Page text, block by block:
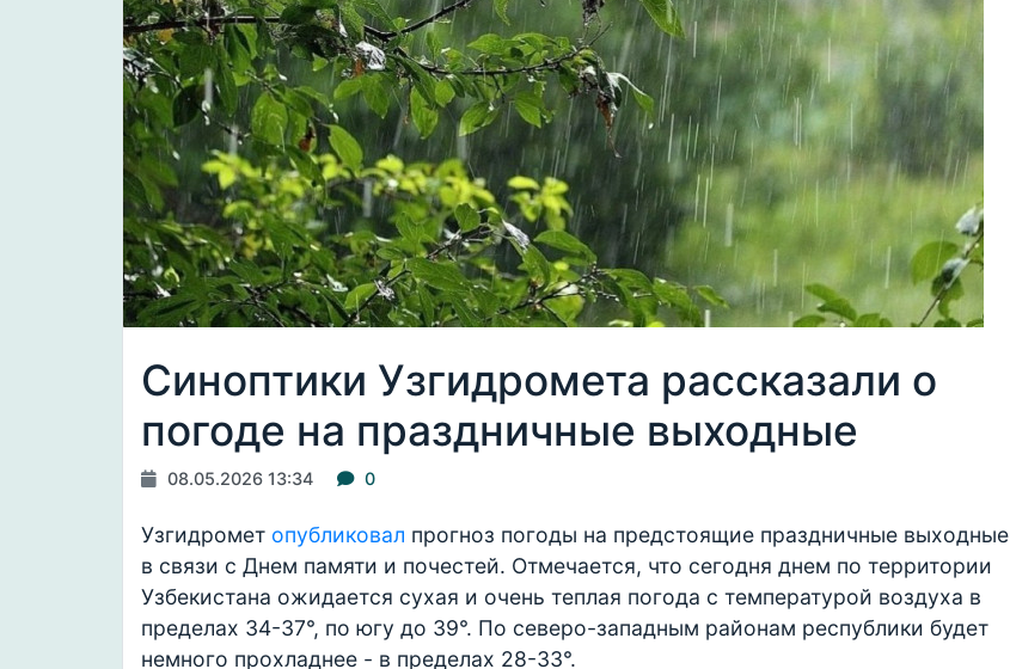
Синоптики Узгидромета рассказали о
погоде на праздничные выходные
08.05.2026 13:34 0
Узгидромет опубликовал прогноз погоды на предстоящие праздничные выходные
в связи с Днем памяти и почестей. Отмечается, что сегодня днем по территории
Узбекистана ожидается сухая и очень теплая погода с температурой воздуха в
пределах 34-37°, по югу до 39°. По северо-западным районам республики будет
немного прохладнее - в пределах 28-33°.